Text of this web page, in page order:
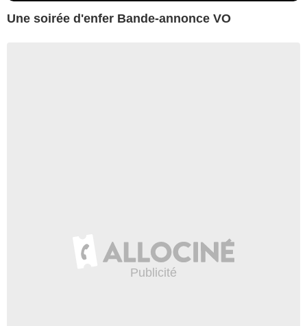
Une soirée d'enfer Bande-annonce VO